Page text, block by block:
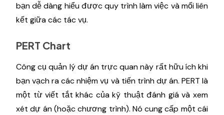
bạn dễ dàng hiểu được quy trình làm việc và mối liên
kết giữa các tác vụ.
PERT Chart
Công cụ quản lý dự án trực quan này rất hữu ích khi
bạn vạch ra các nhiệm vụ và tiến trình dự án. PERT là
một từ viết tắt khác của kỹ thuật đánh giá và xem
xét dự án (hoặc chương trình). Nó cung cấp một cái